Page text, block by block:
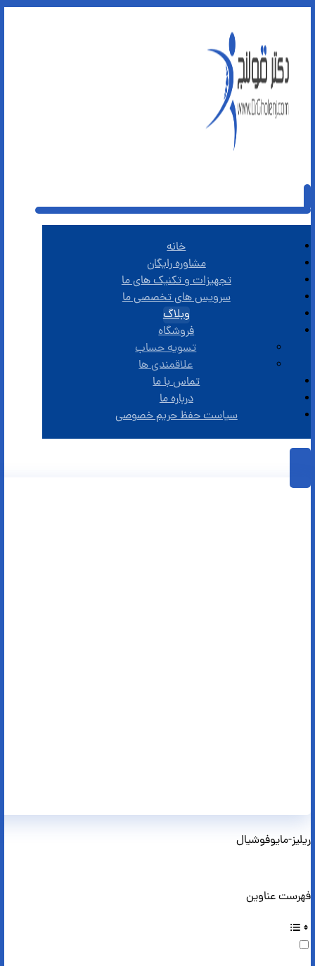
خانه
مشاوره رایگان
تجهیزات و تکنیک های ما
سرویس های تخصصی ما
وبلاگ
فروشگاه
تسویه حساب
علاقمندی ها
تماس با ما
درباره ما
سیاست حفظ حریم خصوصی
ریلیز-مایوفوشیال
فهرست عناوین